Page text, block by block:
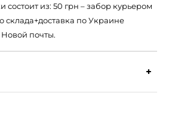
состоит из: 50 грн – забор курьером
склада+доставка по Украине
почты.